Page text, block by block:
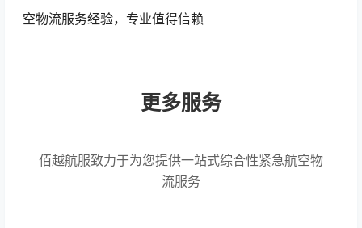
空物流服务经验，专业值得信赖
更多服务
佰越航服致力于为您提供一站式综合性紧急航空物
流服务